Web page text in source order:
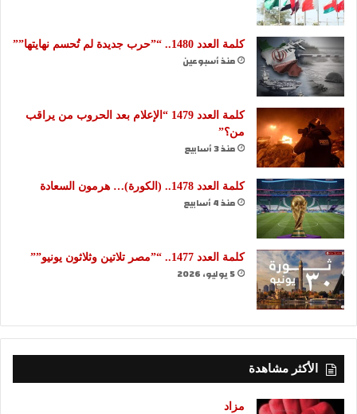
كلمة العدد 1480.. “”حرب جديدة لم تُحسم نهايتها””
منذ أسبوعين
كلمة العدد 1479 “الإعلام بعد الحروب من يراقب
من؟”
منذ 3 أسابيع
كلمة العدد 1478.. (الكورة)… هرمون السعادة
منذ 4 أسابيع
كلمة العدد 1477.. “”مصر تلاتين وثلاثون يونيو””
5 يوليو، 2026
الأكثر مشاهدة
مزاد